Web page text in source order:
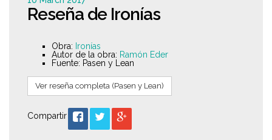
Reseña de Ironías
Obra: Ironías
Autor de la obra: Ramón Eder
Fuente: Pasen y Lean
Ver reseña completa (Pasen y Lean)
Compartir